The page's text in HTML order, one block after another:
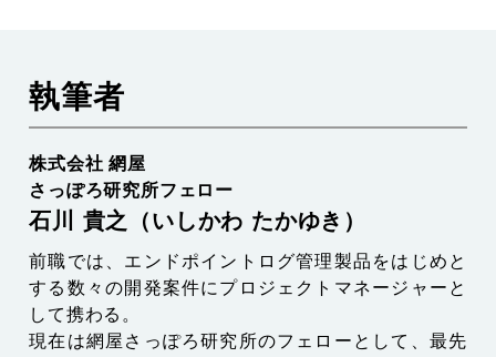
執筆者
株式会社 網屋
さっぽろ研究所フェロー
石川 貴之（いしかわ たかゆき）
前職では、エンドポイントログ管理製品をはじめと
する数々の開発案件にプロジェクトマネージャーと
して携わる。
現在は網屋さっぽろ研究所のフェローとして、最先